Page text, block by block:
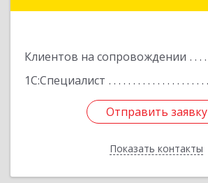
Клиентов на сопровождении
1С:Специалист
Отправить заявку
Показать контакты
Отправить заявку
Назад